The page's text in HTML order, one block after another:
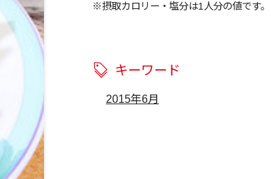
※摂取カロリー・塩分は1人分の値です。
キーワード
2015年6月